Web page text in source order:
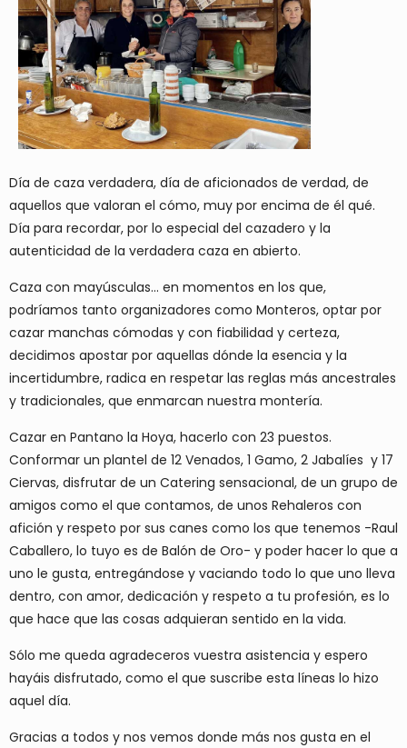
Día de caza verdadera, día de aficionados de verdad, de
aquellos que valoran el cómo, muy por encima de él qué.
Día para recordar, por lo especial del cazadero y la
autenticidad de la verdadera caza en abierto.
Caza con mayúsculas... en momentos en los que,
podríamos tanto organizadores como Monteros, optar por
cazar manchas cómodas y con fiabilidad y certeza,
decidimos apostar por aquellas dónde la esencia y la
incertidumbre, radica en respetar las reglas más ancestrales
y tradicionales, que enmarcan nuestra montería.
Cazar en Pantano la Hoya, hacerlo con 23 puestos.
Conformar un plantel de 12 Venados, 1 Gamo, 2 Jabalíes y 17
Ciervas, disfrutar de un Catering sensacional, de un grupo de
amigos como el que contamos, de unos Rehaleros con
afición y respeto por sus canes como los que tenemos -Raul
Caballero, lo tuyo es de Balón de Oro- y poder hacer lo que a
uno le gusta, entregándose y vaciando todo lo que uno lleva
dentro, con amor, dedicación y respeto a tu profesión, es lo
que hace que las cosas adquieran sentido en la vida.
Sólo me queda agradeceros vuestra asistencia y espero
hayáis disfrutado, como el que suscribe esta líneas lo hizo
aquel día.
Gracias a todos y nos vemos donde más nos gusta en el